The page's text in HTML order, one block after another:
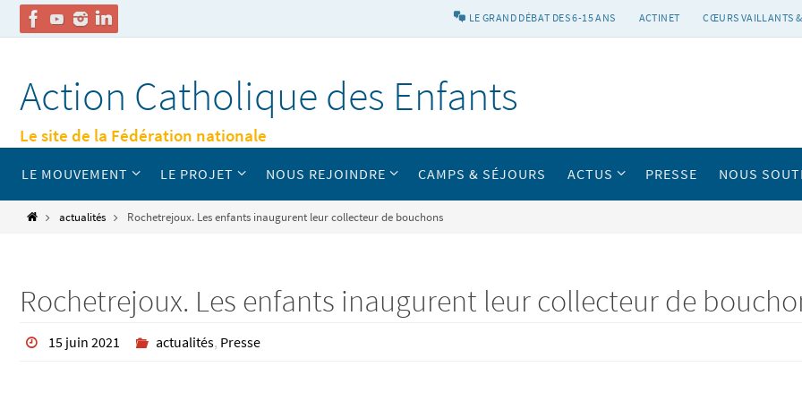
contenu
LE GRAND DÉBAT DES 6-15 ANS ACTINET CŒURS VAILLANTS
Action Catholique des Enfants
Le site de la Fédération nationale
contenu
LE MOUVEMENT LE PROJET NOUS REJOINDRE CAMPS & SÉJOURS ACTUS PRESSE NOUS
Homeactualités Rochetrejoux. Les enfants inaugurent leur collecteur de bouchons
Rochetrejoux. Les enfants inaugurent leur collecteur de
15 juin 2021 actualités, Presse